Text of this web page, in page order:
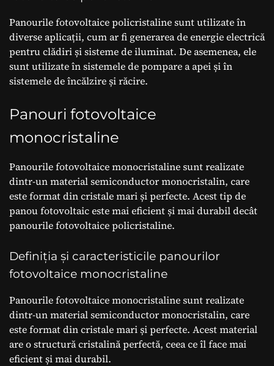
Panourile fotovoltaice policristaline sunt utilizate în
diverse aplicații, cum ar fi generarea de energie electrică
pentru clădiri și sisteme de iluminat. De asemenea, ele
sunt utilizate în sistemele de pompare a apei și în
sistemele de încălzire și răcire.
Panouri fotovoltaice
monocristaline
Panourile fotovoltaice monocristaline sunt realizate
dintr-un material semiconductor monocristalin, care
este format din cristale mari și perfecte. Acest tip de
panou fotovoltaic este mai eficient și mai durabil decât
panourile fotovoltaice policristaline.
Definiția și caracteristicile panourilor
fotovoltaice monocristaline
Panourile fotovoltaice monocristaline sunt realizate
dintr-un material semiconductor monocristalin, care
este format din cristale mari și perfecte. Acest material
are o structură cristalină perfectă, ceea ce îl face mai
eficient și mai durabil.